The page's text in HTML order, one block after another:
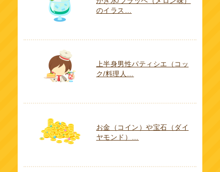
のイラス…
上半身男性パティシエ（コッ
ク/料理人…
お金（コイン）や宝石（ダイ
ヤモンド）…